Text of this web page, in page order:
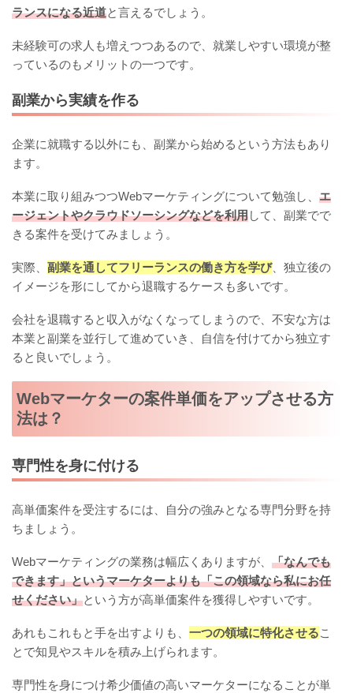
ランスになる近道と言えるでしょう。
未経験可の求人も増えつつあるので、就業しやすい環境が整
っているのもメリットの一つです。
副業から実績を作る
企業に就職する以外にも、副業から始めるという方法もあり
ます。
本業に取り組みつつWebマーケティングについて勉強し、 エ
ージェントやクラウドソーシングなどを利用して、副業でで
きる案件を受けてみましょう。
実際、 副業を通してフリーランスの働き方を学び、独立後の
イメージを形にしてから退職するケースも多いです。
会社を退職すると収入がなくなってしまうので、不安な方は
本業と副業を並行して進めていき、自信を付けてから独立す
ると良いでしょう。
Webマーケターの案件単価をアップさせる方
法は？
専門性を身に付ける
高単価案件を受注するには、自分の強みとなる専門分野を持
ちましょう。
Webマーケティングの業務は幅広くありますが、 「なんでも
できます」というマーケターよりも「この領域なら私にお任
せください」という方が高単価案件を獲得しやすいです。
あれもこれもと手を出すよりも、 一つの領域に特化させるこ
とで知見やスキルを積み上げられます。
専門性を身につけ希少価値の高いマーケターになることが単